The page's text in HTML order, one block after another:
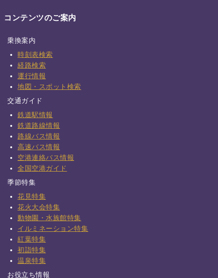
コンテンツのご案内
乗換案内
時刻表検索
経路検索
運行情報
地図・スポット検索
交通ガイド
鉄道駅情報
鉄道路線情報
路線バス情報
高速バス情報
空港連絡バス情報
全国空港ガイド
季節特集
花見特集
花火大会特集
動物園・水族館特集
イルミネーション特集
紅葉特集
初詣特集
温泉特集
お役立ち情報